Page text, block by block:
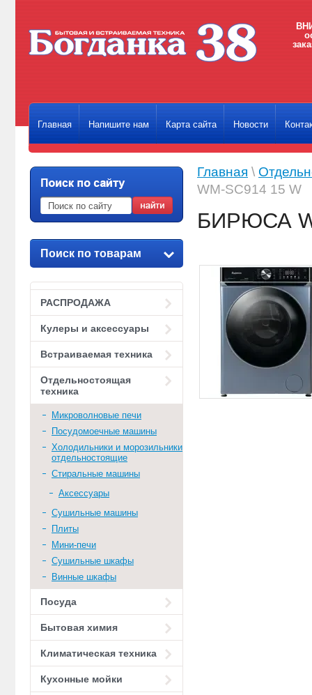
Главная Напишите нам Карта сайта Новости
Поиск по товарам
РАСПРОДАЖА
Кулеры и аксессуары
Встраиваемая техника
Отдельностоящая
техника
Микроволновые печи
Посудомоечные машины
Холодильники и морозильники
отдельностоящие
Стиральные машины
Аксессуары
Сушильные машины
Плиты
Мини-печи
Сушильные шкафы
Винные шкафы
Посуда
Бытовая химия
Климатическая техника
Кухонные мойки
Главная \
WM-SC914 15 W
БИРЮСА